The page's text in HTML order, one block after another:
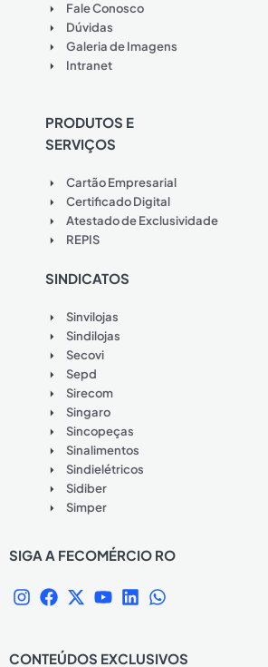
Fale Conosco
Dúvidas
Galeria de Imagens
Intranet
PRODUTOS E
SERVIÇOS
Cartão Empresarial
Certificado Digital
Atestado de Exclusividade
REPIS
SINDICATOS
Sinvilojas
Sindilojas
Secovi
Sepd
Sirecom
Singaro
Sincopeças
Sinalimentos
Sindielétricos
Sidiber
Simper
SIGA A FECOMÉRCIO RO
I
n
F
a
X
-
Y
o
L
i
W
h
CONTEÚDOS EXCLUSIVOS